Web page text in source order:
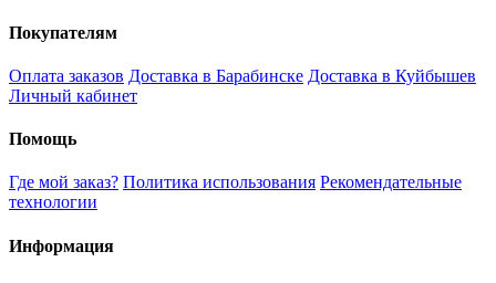
Покупателям
Оплата заказов Доставка в Барабинске Доставка в Куйбышев
Личный кабинет
Помощь
Где мой заказ? Политика использования Рекомендательные
технологии
Информация